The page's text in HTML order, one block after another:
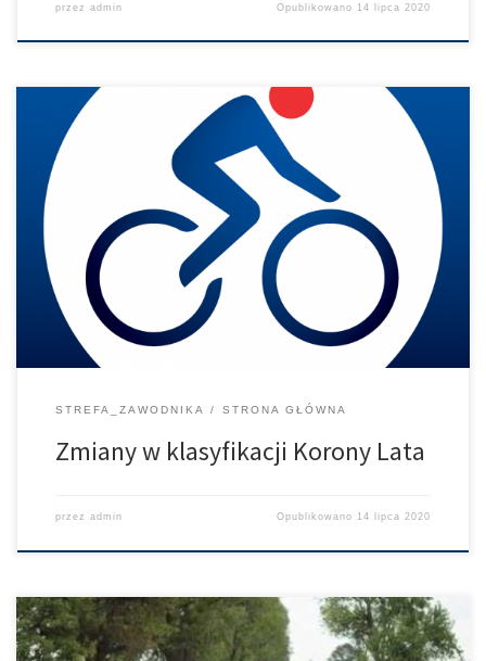
przez admin Opublikowano 14 lipca 2020
Drodzy kolarze. Ponieważ z przyczyn od nas niezależnych z
programu wyścigów wypadła edycja w Obiszowie – która
jednocześnie była zaliczona do Korony Lata, zgodnie z zapisem
w regulaminie 13. Klasyfikacja Generalna 13.1 generalna
indywidualna “Korona lata” PKO Ubezpieczenia Via Dolny Śląsk
/Sobótka ,Szklarska Poręba, Obiszów, Kowary/ do klasyfikacji
generalnej zostanie […]
STREFA_ZAWODNIKA STRONA GŁÓWNA
Zmiany w klasyfikacji Korony Lata
przez admin Opublikowano 14 lipca 2020